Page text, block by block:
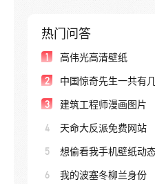
热门问答
1 高伟光高清壁纸
2 中国惊奇先生一共有
3 建筑工程师漫画图片
4 天命大反派免费网站
5 想偷看我手机壁纸动
6 我的波塞冬柳兰身份